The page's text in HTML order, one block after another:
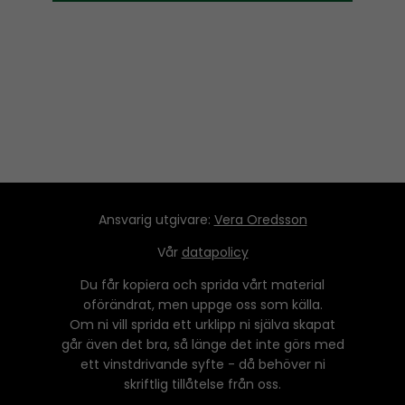
Ansvarig utgivare: Vera Oredsson
Vår datapolicy
Du får kopiera och sprida vårt material
oförändrat, men uppge oss som källa.
Om ni vill sprida ett urklipp ni själva skapat
går även det bra, så länge det inte görs med
ett vinstdrivande syfte - då behöver ni
skriftlig tillåtelse från oss.